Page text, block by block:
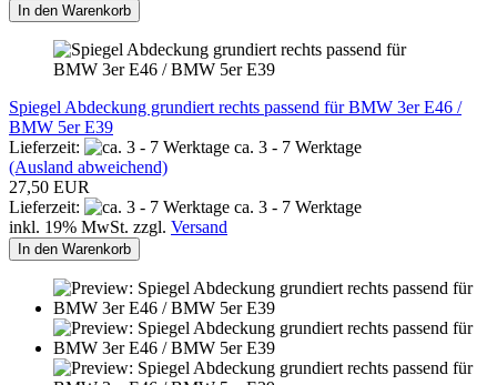
In den Warenkorb
Spiegel Abdeckung grundiert rechts passend für BMW 3er E46 /
BMW 5er E39
Lieferzeit:
ca. 3 - 7 Werktage
(Ausland abweichend)
27,50 EUR
Lieferzeit:
ca. 3 - 7 Werktage
inkl. 19% MwSt. zzgl. Versand
In den Warenkorb